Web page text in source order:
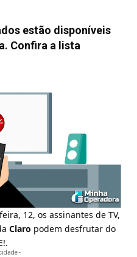
estão disponíveis
Confira a lista
12, os assinantes de TV,
Claro podem desfrutar do
-